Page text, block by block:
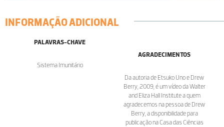
INFORMAÇÃO ADICIONAL
PALAVRAS-CHAVE
Sistema Imunitário
AGRADECIMENTOS
Da autoria de Etsuko Uno e Drew
Berry, 2009, é um vídeo da Walter
and Eliza Hall Institute a quem
agradecemos na pessoa de Drew
Berry, a disponibilidade para
publicação na Casa das Ciências